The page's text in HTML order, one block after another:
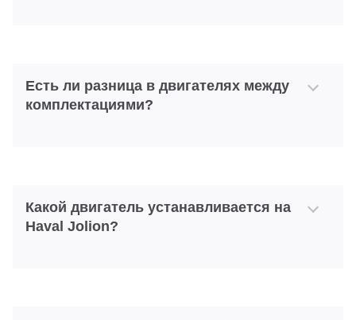
Есть ли разница в двигателях между
комплектациями?
Какой двигатель устанавливается на
Haval Jolion?